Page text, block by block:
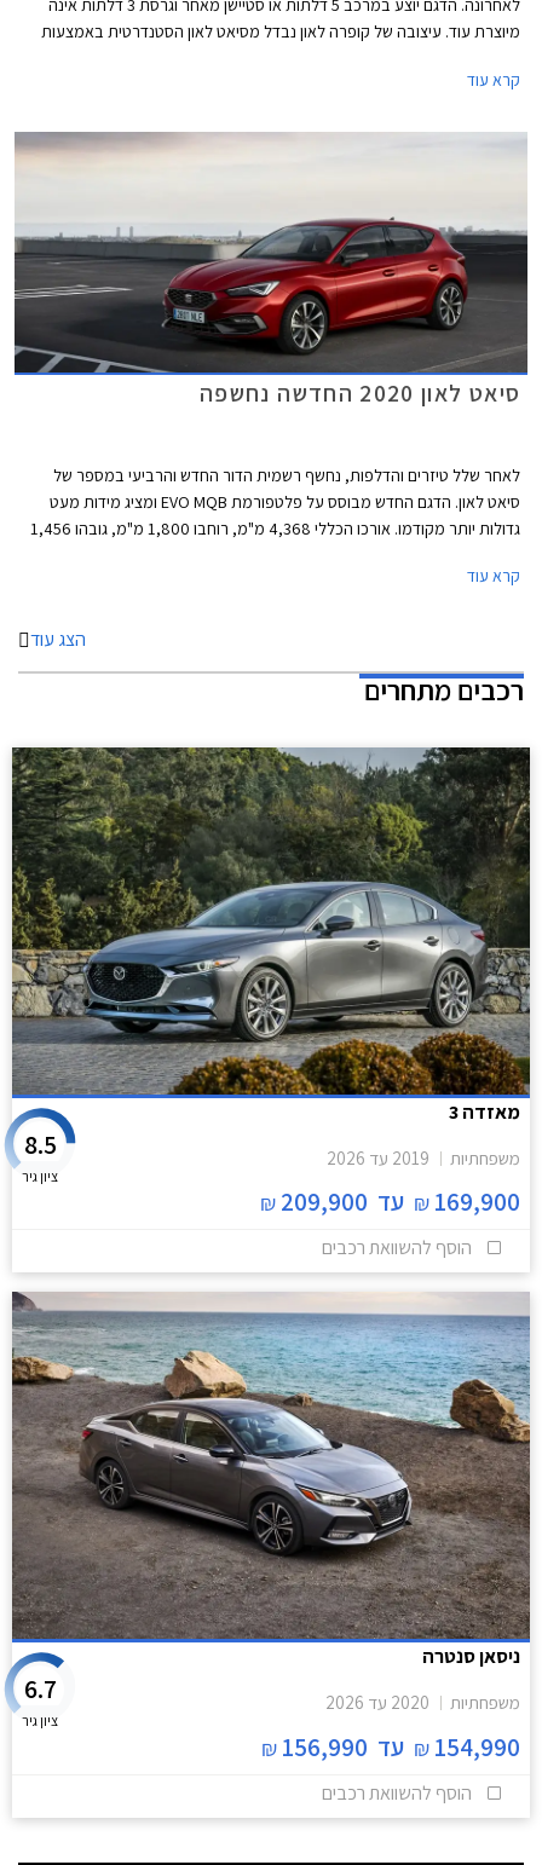
לאחרונה. הדגם יוצע במרכב 5 דלתות או סטיישן מאחר וגרסת 3 דלתות אינה
מיוצרת עוד. עיצובה של קופרה לאון נבדל מסיאט לאון הסטנדרטית באמצעות
גדולים, ושבכה קדמית מושחרת עם סמל המותג בצבע נחושת במרכזה. מאחור
בחישוקים בעיצוב אווירודינמי מיוחד המשלב גוון נחושת, חצאיות צד, ומראות
קרא עוד
סיאט לאון 2020 החדשה נחשפה
לאחר שלל טיזרים והדלפות, נחשף רשמית הדור החדש והרביעי במספר של
סיאט לאון. הדגם החדש מבוסס על פלטפורמת EVO MQB ומציג מידות מעט
גדולות יותר מקודמו. אורכו הכללי 4,368 מ"מ, רוחבו 1,800 מ"מ, גובהו 1,456
קרא עוד
הצג עוד
רכבים מתחרים
מאזדה 3
משפחתיות 2019 עד 2026
169,900
₪ עד 209,900
₪
8.5
ציון גיר
הוסף להשוואת רכבים
ניסאן סנטרה
משפחתיות 2020 עד 2026
154,990
₪ עד 156,990
₪
6.7
ציון גיר
הוסף להשוואת רכבים